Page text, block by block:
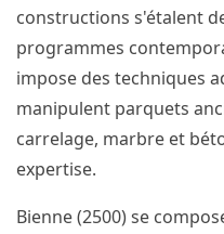
constructions s'étalent
programmes
impose des techniques
manipulent parquets
carrelage, marbre et
expertise.
Bienne (2500) se